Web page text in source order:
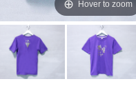
Hover to zoom